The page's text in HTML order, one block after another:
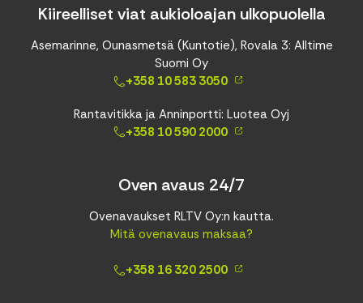
Kiireelliset viat aukioloajan ulkopuolella
Asemarinne, Ounasmetsä (Kuntotie), Rovala 3: Alltime
Suomi Oy
+358 10 583 3050
Rantavitikka ja Anninportti: Luotea Oyj
+358 10 590 2000
Oven avaus 24/7
Ovenavaukset RLTV Oy:n kautta.
Mitä ovenavaus maksaa?
+358 16 320 2500